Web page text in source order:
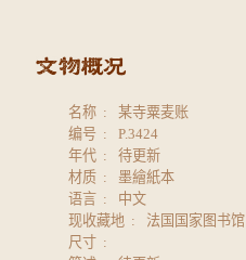
名称
某寺粟麦账
编号
P.3424
年代
待更新
材质
墨繪紙本
语言
中文
现收藏地
法国国家图书馆
尺寸